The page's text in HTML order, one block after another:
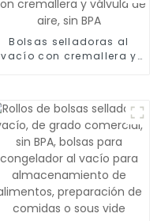
Bolsas selladoras al
vacío con cremallera y